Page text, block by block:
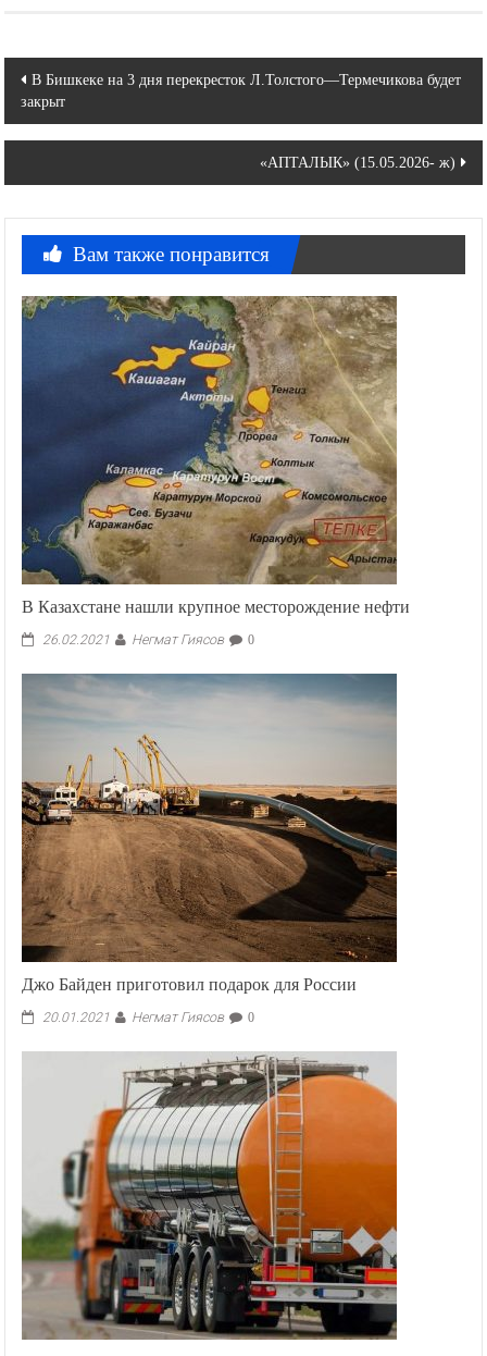
Навигация
по
В Бишкеке на 3 дня перекресток Л.Толстого—Термечикова будет
закрыт
«АПТАЛЫК» (15.05.2026- ж)
Вам также понравится
В Казахстане нашли крупное месторождение нефти
26.02.2021 Негмат Гиясов 0
Джо Байден приготовил подарок для России
20.01.2021 Негмат Гиясов 0